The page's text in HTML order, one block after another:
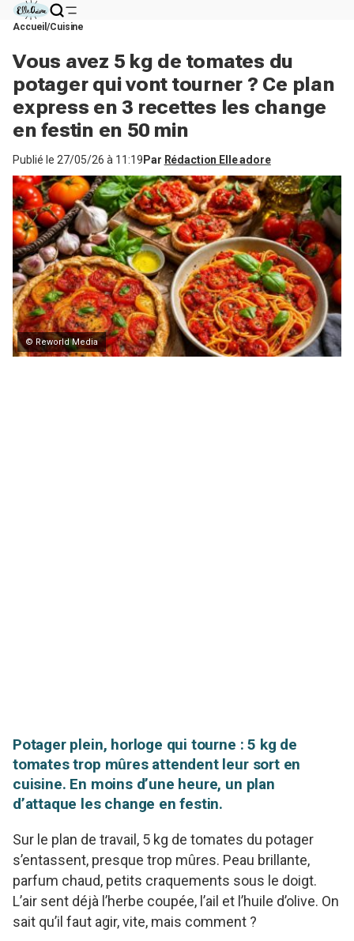
Accueil Cuisine
Vous avez 5 kg de tomates du
potager qui vont tourner ? Ce plan
express en 3 recettes les change
en festin en 50 min
Publié le 27/05/26 à 11:19 Par Rédaction Elle adore
© Reworld Media
Potager plein, horloge qui tourne : 5 kg de
tomates trop mûres attendent leur sort en
cuisine. En moins d’une heure, un plan
d’attaque les change en festin.
Sur le plan de travail, 5 kg de tomates du potager
s’entassent, presque trop mûres. Peau brillante,
parfum chaud, petits craquements sous le doigt.
L’air sent déjà l’herbe coupée, l’ail et l’huile d’olive. On
sait qu’il faut agir, vite, mais comment ?